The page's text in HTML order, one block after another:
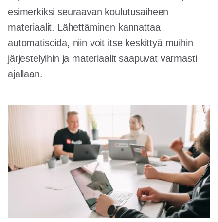
esimerkiksi seuraavan koulutusaiheen
materiaalit. Lähettäminen kannattaa
automatisoida, niin voit itse keskittyä muihin
järjestelyihin ja materiaalit saapuvat varmasti
ajallaan.